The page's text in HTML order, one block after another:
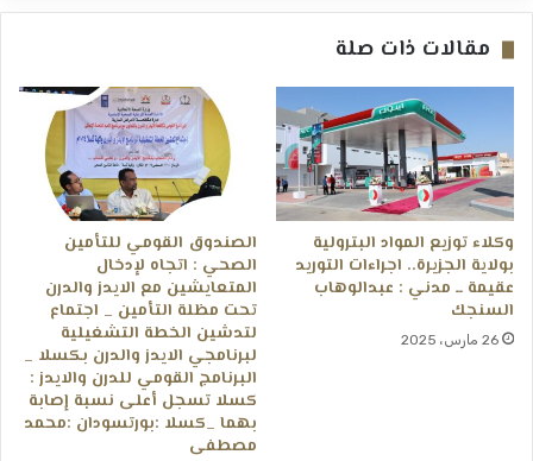
مقالات ذات صلة
وكلاء توزيع المواد البترولية
بولاية الجزيرة.. اجراءات التوريد
عقيمة ــ مدني : عبدالوهاب
السنجك
26 مارس، 2025
الصندوق القومي للتأمين
الصحي : اتجاه لإدخال
المتعايشين مع الايدز والدرن
تحت مظلة التأمين _ اجتماع
لتدشين الخطة التشغيلية
لبرنامجي الايدز والدرن بكسلا _
البرنامج القومي للدرن والايدز :
كسلا تسجل أعلى نسبة إصابة
بهما _كسلا :بورتسودان :محمد
مصطفى